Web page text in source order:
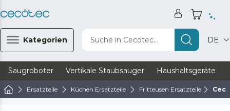
Kategorien Suche in Cecotec... DE
Saugroboter Vertikale Staubsauger Haushaltsgeräte
Ersatzteile Küchen Ersatzteile Fritteusen Ersatzteile